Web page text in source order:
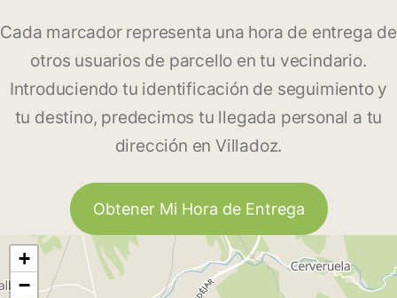
Cada marcador representa una hora de entrega de
otros usuarios de parcello en tu vecindario.
Introduciendo tu identificación de seguimiento y
tu destino, predecimos tu llegada personal a tu
dirección en Villadoz.
Obtener Mi Hora de Entrega
+
−